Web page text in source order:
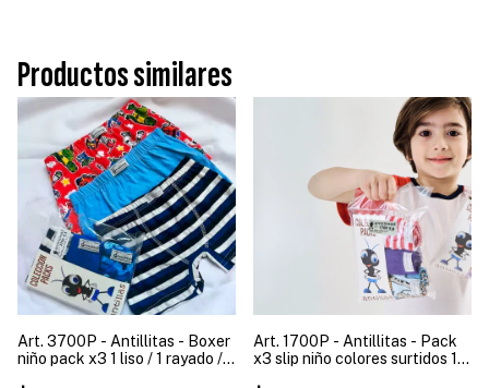
Productos similares
Art. 3700P - Antillitas - Boxer
niño pack x3 1 liso / 1 rayado / 1
Art. 1700P - Antillitas - Pack
x3 slip niño colores surtidos 1